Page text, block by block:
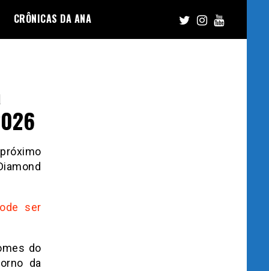
CRÔNICAS DA ANA
ser
do
da